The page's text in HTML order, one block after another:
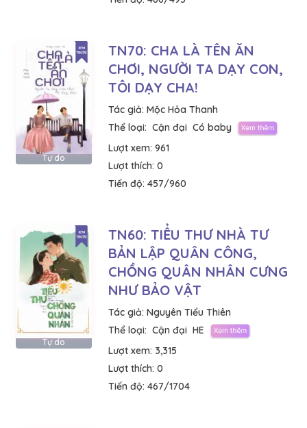
Tự do
TN70: CHA LÀ TÊN ĂN
CHƠI, NGƯỜI TA DẠY CON,
TÔI DẠY CHA!
Tác giả: Mộc Hỏa Thanh
Thể loại: Cận đại Có baby
Lượt xem: 961
Lượt thích: 0
Tiến độ: 457/960
Tự do
TN60: TIỂU THƯ NHÀ TƯ
BẢN LẬP QUÂN CÔNG,
CHỒNG QUÂN NHÂN CƯNG
NHƯ BẢO VẬT
Tác giả: Nguyên Tiểu Thiên
Thể loại: Cận đại HE
Lượt xem: 3,315
Lượt thích: 0
Tiến độ: 467/1704